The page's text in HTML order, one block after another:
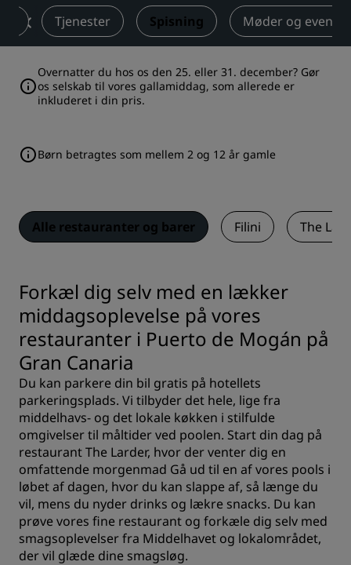
Tjenester Spisning Møder og events
Overnatter du hos os den 25. eller 31. december? Gør
os selskab til vores gallamiddag, som allerede er
inkluderet i din pris.
Børn betragtes som mellem 2 og 12 år gamle
Alle restauranter og barer Filini The
Forkæl dig selv med en lækker
middagsoplevelse på vores
restauranter i Puerto de Mogán på
Gran Canaria
Du kan parkere din bil gratis på hotellets
parkeringsplads. Vi tilbyder det hele, lige fra
middelhavs- og det lokale køkken i stilfulde
omgivelser til måltider ved poolen. Start din dag på
restaurant The Larder, hvor der venter dig en
omfattende morgenmad Gå ud til en af vores pools i
løbet af dagen, hvor du kan slappe af, så længe du
vil, mens du nyder drinks og lækre snacks. Du kan
prøve vores fine restaurant og forkæle dig selv med
smagsoplevelser fra Middelhavet og lokalområdet,
der vil glæde dine smagsløg.